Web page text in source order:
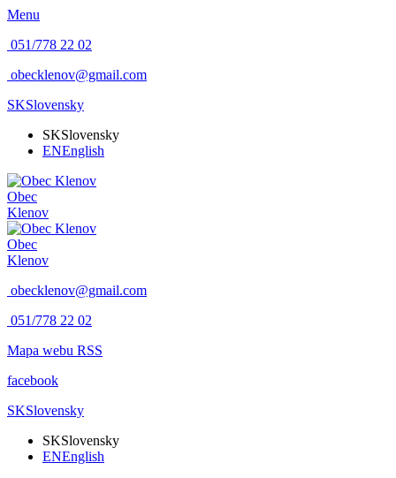
Menu
051/778 22 02
obecklenov@gmail.com
SKSlovensky
SKSlovensky
ENEnglish
Obec
Klenov
Obec
Klenov
obecklenov@gmail.com
051/778 22 02
Mapa webu RSS
facebook
SKSlovensky
SKSlovensky
ENEnglish